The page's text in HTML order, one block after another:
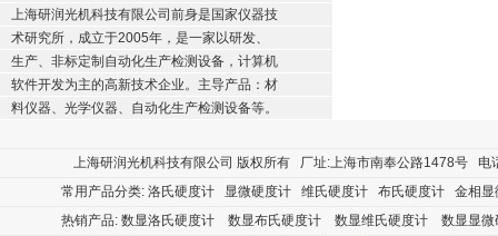
上海研润光机科技有限公司前身是国家仪器技
术研究所，成立于2005年，是一家以研发、
生产、非标定制自动化生产检测设备，计算机
软件开发为主的高新技术企业。主导产品：材
料仪器、光学仪器、自动化生产检测设备等。
上海研润光机科技有限公司 版权所有 厂址:上海市南奉公路1478号
常用产品分类: 洛氏硬度计 显微硬度计 维氏硬度计 布氏硬度计
金相显
热销产品: 数显洛氏硬度计 数显布氏硬度计 数显维氏硬度计
数显显微